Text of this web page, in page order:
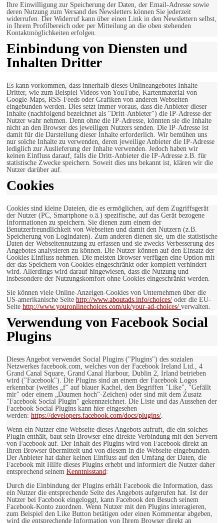
Ihre Einwilligung zur Speicherung der Daten, der Email-Adresse sowie
deren Nutzung zum Versand des Newsletters können Sie jederzeit
widerrufen. Der Widerruf kann über einen Link in den Newslettern selbst,
in Ihrem Profilbereich oder per Mitteilung an die oben stehenden
Kontaktmöglichkeiten erfolgen.
Einbindung von Diensten und
Inhalten Dritter
Es kann vorkommen, dass innerhalb dieses Onlineangebotes Inhalte
Dritter, wie zum Beispiel Videos von YouTube, Kartenmaterial von
Google-Maps, RSS-Feeds oder Grafiken von anderen Webseiten
eingebunden werden. Dies setzt immer voraus, dass die Anbieter dieser
Inhalte (nachfolgend bezeichnet als "Dritt-Anbieter") die IP-Adresse der
Nutzer wahr nehmen. Denn ohne die IP-Adresse, könnten sie die Inhalte
nicht an den Browser des jeweiligen Nutzers senden. Die IP-Adresse ist
damit für die Darstellung dieser Inhalte erforderlich. Wir bemühen uns
nur solche Inhalte zu verwenden, deren jeweilige Anbieter die IP-Adresse
lediglich zur Auslieferung der Inhalte verwenden. Jedoch haben wir
keinen Einfluss darauf, falls die Dritt-Anbieter die IP-Adresse z.B. für
statistische Zwecke speichern. Soweit dies uns bekannt ist, klären wir die
Nutzer darüber auf.
Cookies
Cookies sind kleine Dateien, die es ermöglichen, auf dem Zugriffsgerät
der Nutzer (PC, Smartphone o.ä.) spezifische, auf das Gerät bezogene
Informationen zu speichern. Sie dienen zum einem der
Benutzerfreundlichkeit von Webseiten und damit den Nutzern (z.B.
Speicherung von Logindaten). Zum anderen dienen sie, um die statistische
Daten der Webseitennutzung zu erfassen und sie zwecks Verbesserung des
Angebotes analysieren zu können. Die Nutzer können auf den Einsatz der
Cookies Einfluss nehmen. Die meisten Browser verfügen eine Option mit
der das Speichern von Cookies eingeschränkt oder komplett verhindert
wird. Allerdings wird darauf hingewiesen, dass die Nutzung und
insbesondere der Nutzungskomfort ohne Cookies eingeschränkt werden.
Sie können viele Online-Anzeigen-Cookies von Unternehmen über die
US-amerikanische Seite http://www.aboutads.info/choices/ oder die EU-
Seite http://www.youronlinechoices.com/uk/your-ad-choices/ verwalten.
Verwendung von Facebook Social
Plugins
Dieses Angebot verwendet Social Plugins ("Plugins") des sozialen
Netzwerkes facebook.com, welches von der Facebook Ireland Ltd., 4
Grand Canal Square, Grand Canal Harbour, Dublin 2, Irland betrieben
wird ("Facebook"). Die Plugins sind an einem der Facebook Logos
erkennbar (weißes „f“ auf blauer Kachel, den Begriffen "Like", "Gefällt
mir" oder einem „Daumen hoch“-Zeichen) oder sind mit dem Zusatz
"Facebook Social Plugin" gekennzeichnet. Die Liste und das Aussehen der
Facebook Social Plugins kann hier eingesehen
werden: https://developers.facebook.com/docs/plugins/.
Wenn ein Nutzer eine Webseite dieses Angebots aufruft, die ein solches
Plugin enthält, baut sein Browser eine direkte Verbindung mit den Servern
von Facebook auf. Der Inhalt des Plugins wird von Facebook direkt an
Ihren Browser übermittelt und von diesem in die Webseite eingebunden.
Der Anbieter hat daher keinen Einfluss auf den Umfang der Daten, die
Facebook mit Hilfe dieses Plugins erhebt und informiert die Nutzer daher
entsprechend seinem Kenntnisstand:
Durch die Einbindung der Plugins erhält Facebook die Information, dass
ein Nutzer die entsprechende Seite des Angebots aufgerufen hat. Ist der
Nutzer bei Facebook eingeloggt, kann Facebook den Besuch seinem
Facebook-Konto zuordnen. Wenn Nutzer mit den Plugins interagieren,
zum Beispiel den Like Button betätigen oder einen Kommentar abgeben,
wird die entsprechende Information von Ihrem Browser direkt an